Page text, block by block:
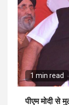
1 min read
पीएम मोदी से